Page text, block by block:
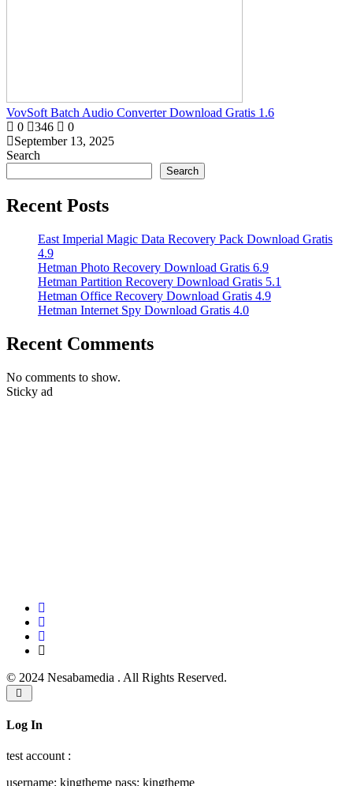
VovSoft Batch Audio Converter Download Gratis 1.6
0
346
0
September 13, 2025
Search
Search
Recent Posts
East Imperial Magic Data Recovery Pack Download Gratis
4.9
Hetman Photo Recovery Download Gratis 6.9
Hetman Partition Recovery Download Gratis 5.1
Hetman Office Recovery Download Gratis 4.9
Hetman Internet Spy Download Gratis 4.0
Recent Comments
No comments to show.
Sticky ad
© 2024 Nesabamedia . All Rights Reserved.
Log In
test account :
username: kingtheme pass: kingtheme